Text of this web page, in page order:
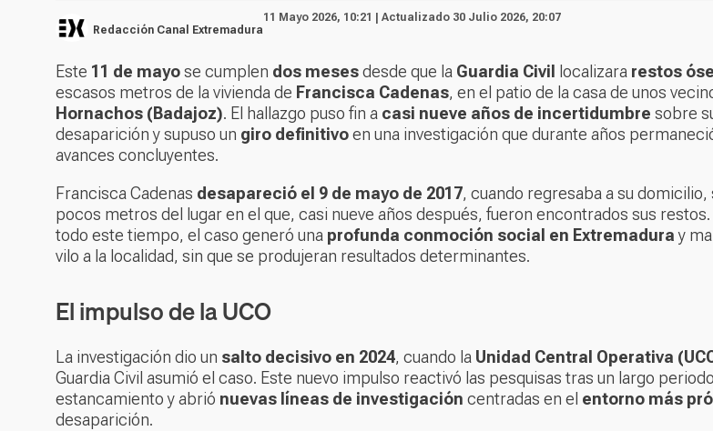
Redacción Canal Extremadura
11 Mayo 2026, 10:21 | Actualizado 30 Julio 2026, 20:07
Este 11 de mayose cumplen dos mesesdesde que la Guardia Civil localizara restos
escasos metros de la vivienda de Francisca Cadenas, en el patio de la casa de unos
Hornachos (Badajoz). El hallazgo puso fin a casi nueve años de incertidumbre sobre
desaparición y supuso un giro definitivoen una investigación que durante años
avances concluyentes.
Francisca Cadenas desapareció el 9 de mayo de 2017, cuando regresaba a su domicilio,
pocos metros del lugar en el que, casi nueve años después, fueron encontrados sus
todo este tiempo, el caso generó una profunda conmoción social en Extremaduray
vilo a la localidad, sin que se produjeran resultados determinantes.
El impulso de la UCO
La investigación dio un salto decisivo en 2024, cuando la Unidad Central Operativa
Guardia Civil asumió el caso. Este nuevo impulso reactivó las pesquisas tras un largo
estancamiento y abrió nuevas líneas de investigación centradas en el entorno más
desaparición.